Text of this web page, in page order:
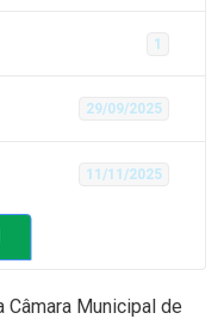
1
29/09/2025
11/11/2025
Câmara Municipal de